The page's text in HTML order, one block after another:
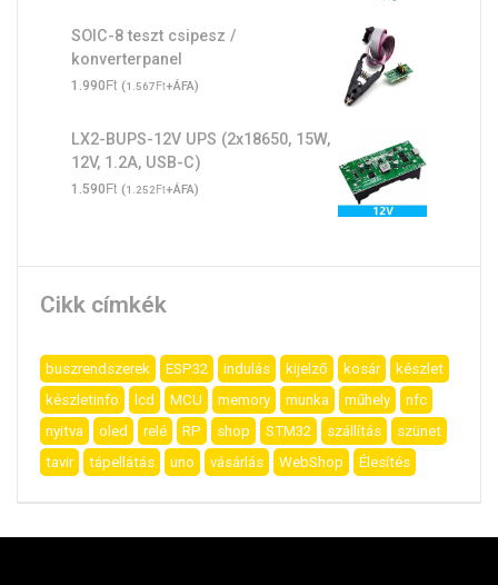
SOIC-8 teszt csipesz /
konverterpanel
1.990Ft (1.567Ft+ÁFA)
LX2-BUPS-12V UPS (2x18650, 15W,
12V, 1.2A, USB-C)
1.590Ft (1.252Ft+ÁFA)
Cikk címkék
buszrendszerek ESP32 indulás kijelző kosár
készlet
készletinfo
lcd MCU memory munka műhely
nfc
nyitva
oled relé RP shop STM32 szállítás
szünet
tavir
tápellátás uno vásárlás WebShop Élesítés